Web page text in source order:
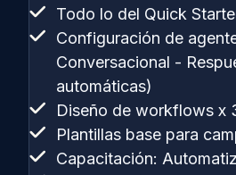
Todo lo del Quick
Configuración de
Conversacional -
automáticas)
Diseño de workflows x
Plantillas base para
Capacitación: